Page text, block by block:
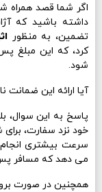
اگر شما قصد همراه
داشته باشید که
تضمین، به منظور
کرد، که این مبلغ
شود.
آیا ارائه این ضمانت
پاسخ به این سوال،
خود نزد سفارت،
سرعت بیشتری
می دهد که مسافر
همچنین در صورت